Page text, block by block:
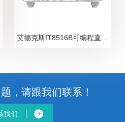
，请跟我们联系！
我们